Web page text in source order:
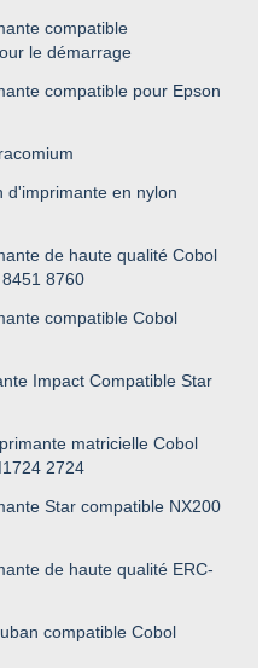
compatible
le démarrage
compatible pour Epson
d'imprimante en nylon
de haute qualité Cobol
8760
compatible Cobol
Impact Compatible Star
matricielle Cobol
2724
Star compatible NX200
de haute qualité ERC-
compatible Cobol